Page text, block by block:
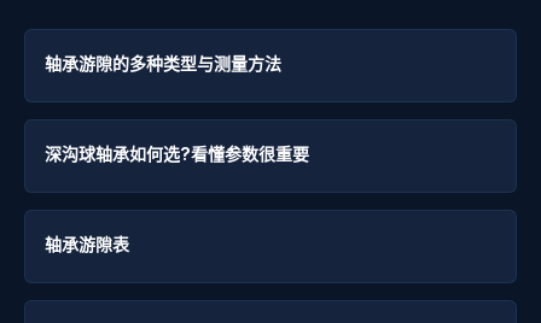
轴承游隙的多种类型与测量方法
深沟球轴承如何选?看懂参数很重要
轴承游隙表